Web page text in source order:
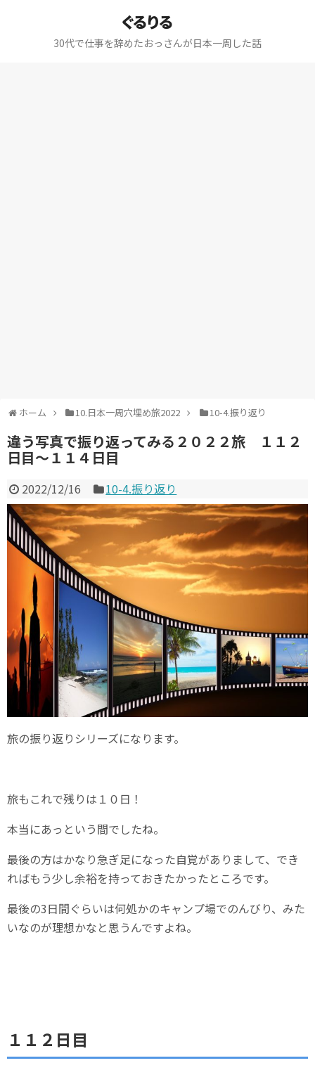
ぐるりる
30代で仕事を辞めたおっさんが日本一周した話
ホーム 10.日本一周穴埋め旅2022 10-4.振り返り
違う写真で振り返ってみる２０２２旅 １１２
日目～１１４日目
2022/12/16 10-4.振り返り
旅の振り返りシリーズになります。
旅もこれで残りは１０日！
本当にあっという間でしたね。
最後の方はかなり急ぎ足になった自覚がありまして、でき
ればもう少し余裕を持っておきたかったところです。
最後の3日間ぐらいは何処かのキャンプ場でのんびり、みた
いなのが理想かなと思うんですよね。
１１２日目